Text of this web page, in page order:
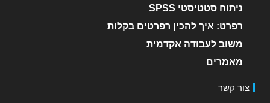
ניתוח סטטיסטי SPSS
רפרט: איך להכין רפרטים בקלות
משוב לעבודה אקדמית
מאמרים
צור קשר